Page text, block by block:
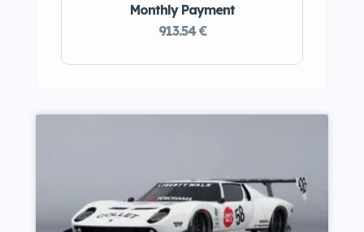
Monthly Payment
913.54 €